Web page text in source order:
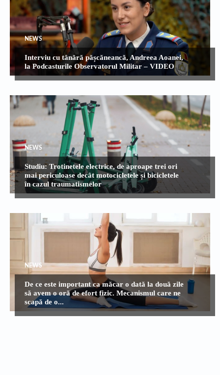
NEWS
Interviu cu tânără pășcăneancă, Andreea Aoanei,
la Podcasturile Observatorul Militar – VIDEO
NEWS
Studiu: Trotinetele electrice, de aproape trei ori
mai periculoase decât motocicletele și bicicletele
în cazul traumatismelor
NEWS
De ce este important ca măcar o dată la două zile
să avem o oră de efort fizic. Mecanismul care ne
scapă de o...